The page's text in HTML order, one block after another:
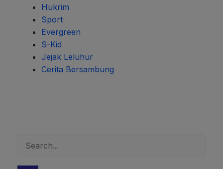
Hukrim
Sport
Evergreen
S-Kid
Jejak Leluhur
Cerita Bersambung